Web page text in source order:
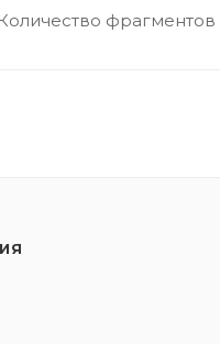
Количество фрагментов